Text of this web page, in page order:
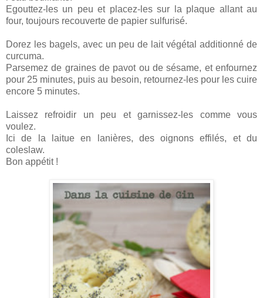
Egouttez-les un peu et placez-les sur la plaque allant au
four, toujours recouverte de papier sulfurisé.
Dorez les bagels, avec un peu de lait végétal additionné de
curcuma.
Parsemez de graines de pavot ou de sésame, et enfournez
pour 25 minutes, puis au besoin, retournez-les pour les cuire
encore 5 minutes.
Laissez refroidir un peu et garnissez-les comme vous
voulez.
Ici de la laitue en lanières, des oignons effilés, et du
coleslaw.
Bon appétit !